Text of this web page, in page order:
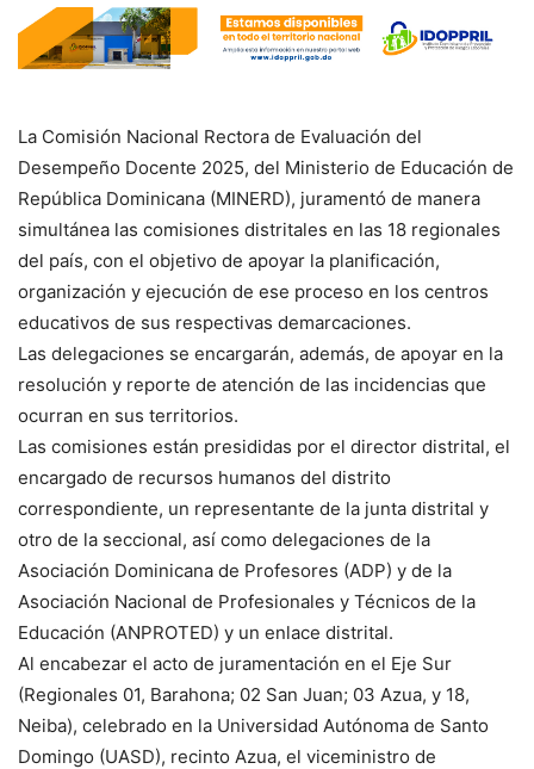
La Comisión Nacional Rectora de Evaluación del
Desempeño Docente 2025, del Ministerio de Educación de
República Dominicana (MINERD), juramentó de manera
simultánea las comisiones distritales en las 18 regionales
del país, con el objetivo de apoyar la planificación,
organización y ejecución de ese proceso en los centros
educativos de sus respectivas demarcaciones.
Las delegaciones se encargarán, además, de apoyar en la
resolución y reporte de atención de las incidencias que
ocurran en sus territorios.
Las comisiones están presididas por el director distrital, el
encargado de recursos humanos del distrito
correspondiente, un representante de la junta distrital y
otro de la seccional, así como delegaciones de la
Asociación Dominicana de Profesores (ADP) y de la
Asociación Nacional de Profesionales y Técnicos de la
Educación (ANPROTED) y un enlace distrital.
Al encabezar el acto de juramentación en el Eje Sur
(Regionales 01, Barahona; 02 San Juan; 03 Azua, y 18,
Neiba), celebrado en la Universidad Autónoma de Santo
Domingo (UASD), recinto Azua, el viceministro de